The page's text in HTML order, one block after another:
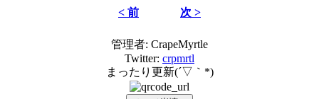
< 前
次 >
管理者: CrapeMyrtle
Twitter: crpmrtl
まったり更新(´▽｀*)